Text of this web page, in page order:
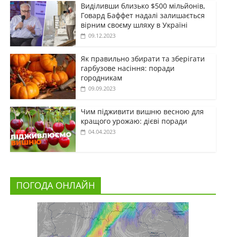
Виділивши близько $500 мільйонів,
Говард Баффет надалі залишається
вірним своєму шляху в Україні
09.12.2023
Як правильно збирати та зберігати
гарбузове насіння: поради
городникам
09.09.2023
Чим підживити вишню весною для
кращого урожаю: дієві поради
04.04.2023
ПОГОДА ОНЛАЙН